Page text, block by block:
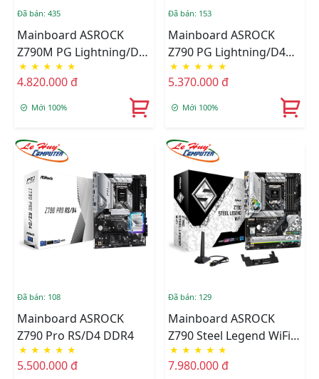
Đã bán: 435
Mainboard ASROCK
Z790M PG Lightning/D4
DDR4
★ ★ ★ ★ ★
4.820.000 đ
Mới 100%
Đã bán: 153
Mainboard ASROCK
Z790 PG Lightning/D4
DDR4
★ ★ ★ ★ ★
5.370.000 đ
Mới 100%
Đã bán: 108
Mainboard ASROCK
Z790 Pro RS/D4 DDR4
★ ★ ★ ★ ★
5.500.000 đ
Đã bán: 129
Mainboard ASROCK
Z790 Steel Legend WiFi
DDR5
★ ★ ★ ★ ★
7.980.000 đ